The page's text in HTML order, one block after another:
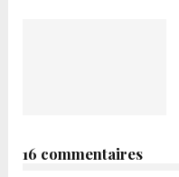
16 commentaires